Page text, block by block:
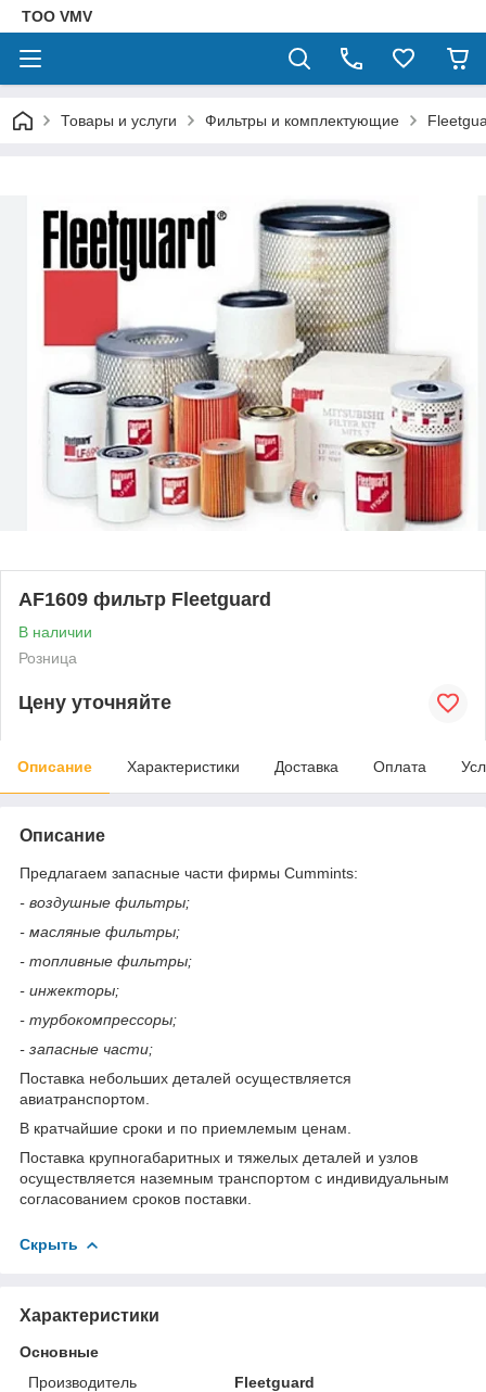
ТОО VMV
Товары и услуги Фильтры и комплектующие
AF1609 фильтр Fleetguard
В наличии
Розница
Цену уточняйте
Описание Характеристики Доставка Оплата
Описание
Предлагаем запасные части фирмы Cummints:
- воздушные фильтры;
- масляные фильтры;
- топливные фильтры;
- инжекторы;
- турбокомпрессоры;
- запасные части;
Поставка небольших деталей осуществляется
авиатранспортом.
В кратчайшие сроки и по приемлемым ценам.
Поставка крупногабаритных и тяжелых деталей и узлов
осуществляется наземным транспортом с индивидуальным
согласованием сроков поставки.
Скрыть
Характеристики
Основные
Производитель
Fleetguard